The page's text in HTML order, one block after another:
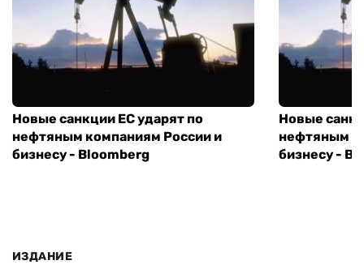
Новые санкции ЕС ударят по
нефтяным компаниям России и
бизнесу - Bloomberg
Новые
нефтяным
бизнесу -
ИЗДАНИЕ